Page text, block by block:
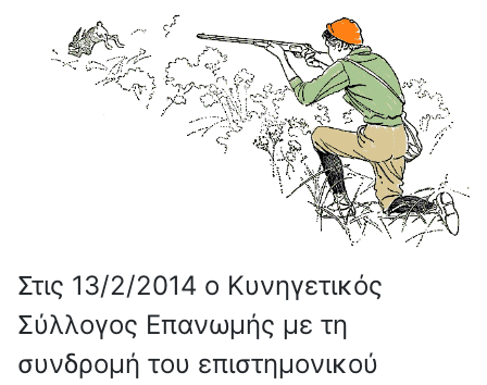
Στις 13/2/2014 ο Κυνηγετικός
Σύλλογος Επανωμής με τη
συνδρομή του επιστημονικού